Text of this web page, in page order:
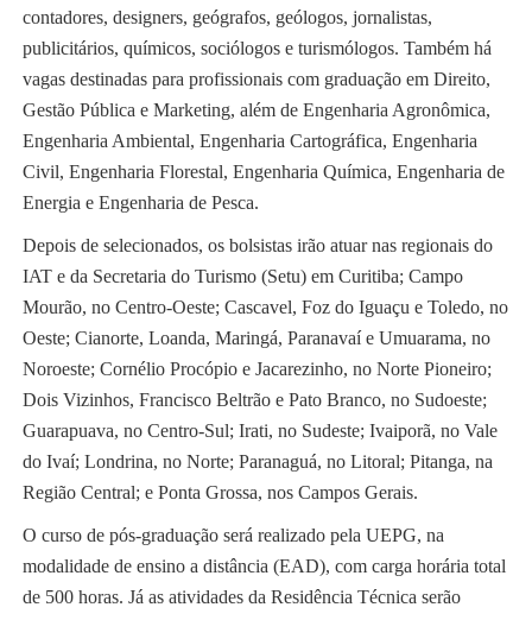
contadores, designers, geógrafos, geólogos, jornalistas,
publicitários, químicos, sociólogos e turismólogos. Também há
vagas destinadas para profissionais com graduação em Direito,
Gestão Pública e Marketing, além de Engenharia Agronômica,
Engenharia Ambiental, Engenharia Cartográfica, Engenharia
Civil, Engenharia Florestal, Engenharia Química, Engenharia de
Energia e Engenharia de Pesca.
Depois de selecionados, os bolsistas irão atuar nas regionais do
IAT e da Secretaria do Turismo (Setu) em Curitiba; Campo
Mourão, no Centro-Oeste; Cascavel, Foz do Iguaçu e Toledo, no
Oeste; Cianorte, Loanda, Maringá, Paranavaí e Umuarama, no
Noroeste; Cornélio Procópio e Jacarezinho, no Norte Pioneiro;
Dois Vizinhos, Francisco Beltrão e Pato Branco, no Sudoeste;
Guarapuava, no Centro-Sul; Irati, no Sudeste; Ivaiporã, no Vale
do Ivaí; Londrina, no Norte; Paranaguá, no Litoral; Pitanga, na
Região Central; e Ponta Grossa, nos Campos Gerais.
O curso de pós-graduação será realizado pela UEPG, na
modalidade de ensino a distância (EAD), com carga horária total
de 500 horas. Já as atividades da Residência Técnica serão